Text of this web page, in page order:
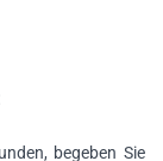
begeben Sie